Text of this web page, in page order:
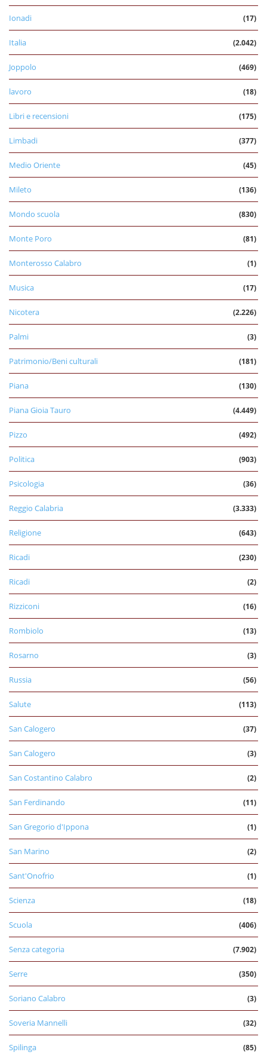
Ionadi (17)
Italia (2.042)
Joppolo (469)
lavoro (18)
Libri e recensioni (175)
Limbadi (377)
Medio Oriente (45)
Mileto (136)
Mondo scuola (830)
Monte Poro (81)
Monterosso Calabro (1)
Musica (17)
Nicotera (2.226)
Palmi (3)
Patrimonio/Beni culturali (181)
Piana (130)
Piana Gioia Tauro (4.449)
Pizzo (492)
Politica (903)
Psicologia (36)
Reggio Calabria (3.333)
Religione (643)
Ricadi (230)
Ricadi (2)
Rizziconi (16)
Rombiolo (13)
Rosarno (3)
Russia (56)
Salute (113)
San Calogero (37)
San Calogero (3)
San Costantino Calabro (2)
San Ferdinando (11)
San Gregorio d'Ippona (1)
San Marino (2)
Sant'Onofrio (1)
Scienza (18)
Scuola (406)
Senza categoria (7.902)
Serre (350)
Soriano Calabro (3)
Soveria Mannelli (32)
Spilinga (85)